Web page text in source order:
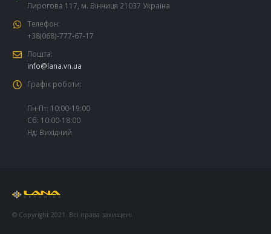
Пирогова 117, м. Вінниця 21037 Україна
Телефон:
+38(068)-777-67-17
Пошта:
info@lana.vn.ua
Графік роботи:
Пн-Пт: 10:00-19:00
Сб: 10:00-18:00
Нд: Вихідний
© Copyright 2021. Всі права захищені.